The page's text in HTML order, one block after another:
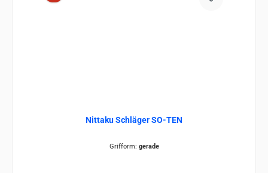
Nittaku Schläger SO-TEN
Grifform: gerade